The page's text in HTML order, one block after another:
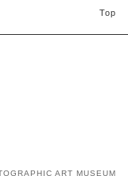
Top
ART MUSEUM